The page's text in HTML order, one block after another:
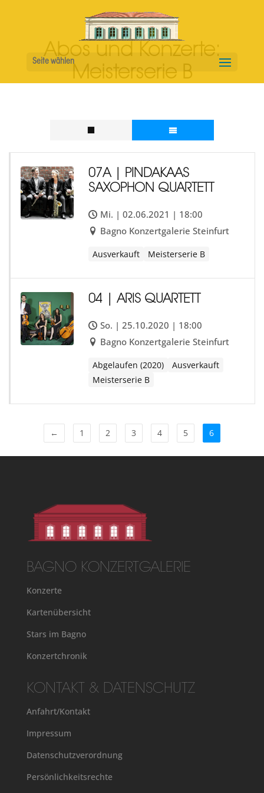
Seite wählen
Abos und Konzerte:
Meisterserie B
07A | PINDAKAAS
SAXOPHON QUARTETT
Mi. | 02.06.2021 | 18:00
Bagno Konzertgalerie Steinfurt
Ausverkauft Meisterserie B
04 | ARIS QUARTETT
So. | 25.10.2020 | 18:00
Bagno Konzertgalerie Steinfurt
Abgelaufen (2020)
Ausverkauft
Meisterserie B
← 1 2 3 4 5 6
BAGNO KONZERTGALERIE
Konzerte
Kartenübersicht
Stars im Bagno
Konzertchronik
KONTAKT & DATENSCHUTZ
Anfahrt/Kontakt
Impressum
Datenschutzverordnung
Persönlichkeitsrechte